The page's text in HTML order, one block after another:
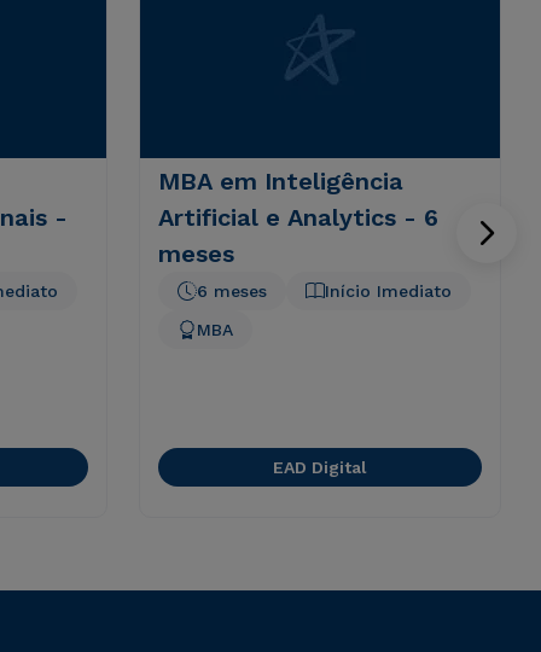
-
MBA em Inteligência
Artificial e Analytics - 6
meses
Início Imediato
6 meses
MBA
EAD Digital